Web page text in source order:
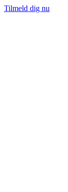
Tilmeld dig nu